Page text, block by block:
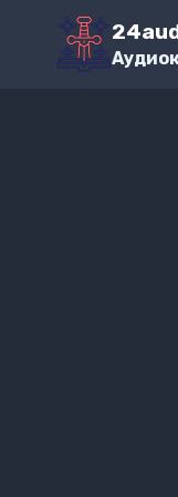
Перейти
содержимому